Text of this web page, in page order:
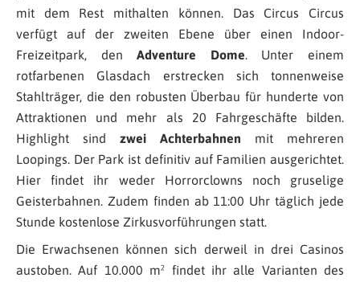
mit dem Rest mithalten können. Das Circus Circus
verfügt auf der zweiten Ebene über einen Indoor-
Freizeitpark, denAdventure Dome. Unter einem
rotfarbenen Glasdach erstrecken sich tonnenweise
Stahlträger, die den robusten Überbau für hunderte von
Attraktionen und mehr als 20 Fahrgeschäfte bilden.
Highlight sind zwei Achterbahnen mit mehreren
Loopings. Der Park ist definitiv auf Familien ausgerichtet.
Hier findet ihr weder Horrorclowns noch gruselige
Geisterbahnen. Zudem finden ab 11:00 Uhr täglich jede
Stunde kostenlose Zirkusvorführungen statt.
Die Erwachsenen können sich derweil in drei Casinos
austoben. Auf 10.000 m² findet ihr alle Varianten des